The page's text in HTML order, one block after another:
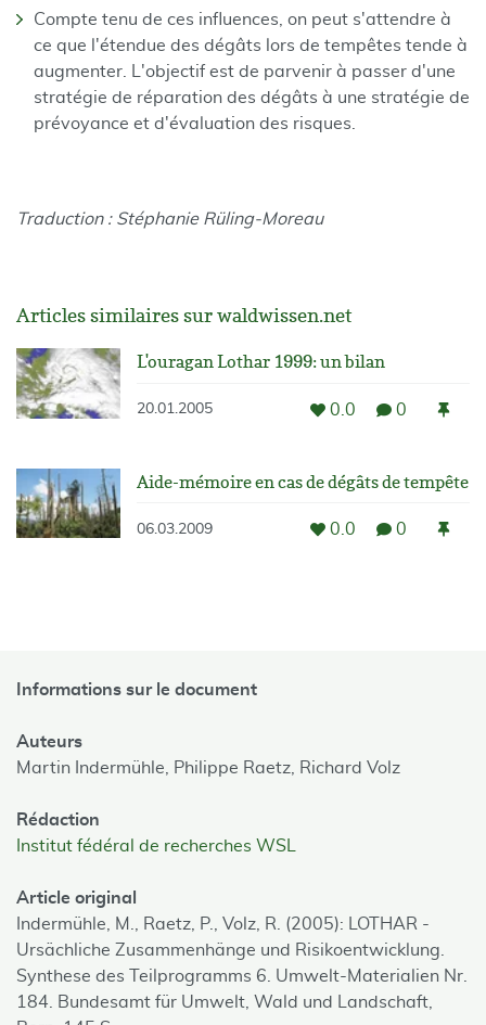
Compte tenu de ces influences, on peut s'attendre à
ce que l'étendue des dégâts lors de tempêtes tende à
augmenter. L'objectif est de parvenir à passer d'une
stratégie de réparation des dégâts à une stratégie de
prévoyance et d'évaluation des risques.
Traduction : Stéphanie Rüling-Moreau
Articles similaires sur waldwissen.net
L'ouragan Lothar 1999: un bilan
20.01.2005 0.0 0
Aide-mémoire en cas de dégâts de tempête
06.03.2009 0.0 0
Informations sur le document
Auteurs
Martin Indermühle,
Philippe Raetz, Richard Volz
Rédaction
Institut fédéral de recherches WSL
Article original
Indermühle, M., Raetz, P., Volz, R. (2005): LOTHAR -
Ursächliche Zusammenhänge und Risikoentwicklung.
Synthese des Teilprogramms 6. Umwelt-Materialien Nr.
184. Bundesamt für Umwelt, Wald und Landschaft,